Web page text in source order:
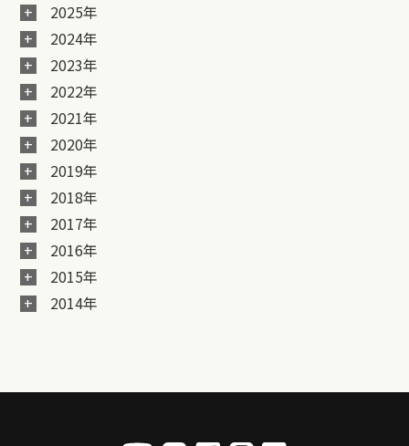
2025年
2024年
2023年
2022年
2021年
2020年
2019年
2018年
2017年
2016年
2015年
2014年